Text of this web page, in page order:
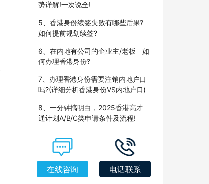
势详解!一次说全!
5、香港身份续签失败有哪些后果?
如何提前规划续签?
6、在内地有公司的企业主/老板，如
何办理香港身份?
7、办理香港身份需要注销内地户口
吗?(详细分析香港身份VS内地户口)
8、一分钟搞明白，2025香港高才
通计划A/B/C类申请条件及流程!
在线咨询 电话联系